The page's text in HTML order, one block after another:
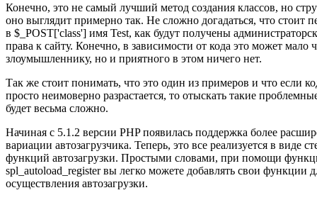
Конечно, это не самый лучший метод создания классов, но
оно выглядит примерно так. Не сложно догадаться, что стоит
в $_POST['class'] имя Test, как будут получены
права к сайту. Конечно, в зависимости от кода это может мало
злоумышленнику, но и приятного в этом ничего нет.
Так же стоит понимать, что это один из примеров и что если
просто неимоверно разрастается, то отыскать такие
будет весьма сложно.
Начиная с 5.1.2 версии PHP появилась поддержка более
вариации автозагрузчика. Теперь, это все реализуется в виде
функций автозагрузки. Простыми словами, при помощи
spl_autoload_register вы легко можете добавлять свои функции
осуществления автозагрузки.